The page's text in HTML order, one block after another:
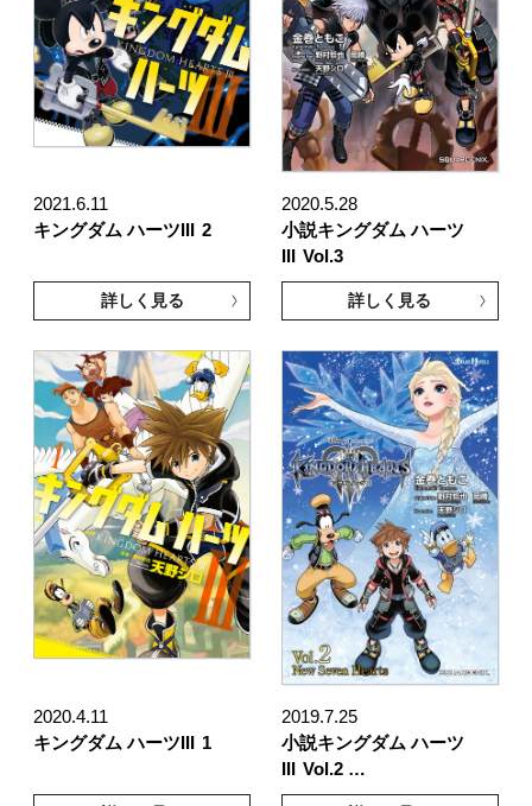
2021.6.11
キングダム ハーツIII
2
詳しく見る
2020.5.28
小説キングダム ハーツ
Vol.3
詳しく見る
2020.4.11
キングダム ハーツIII
1
2019.7.25
小説キングダム ハーツ
Vol.2 …